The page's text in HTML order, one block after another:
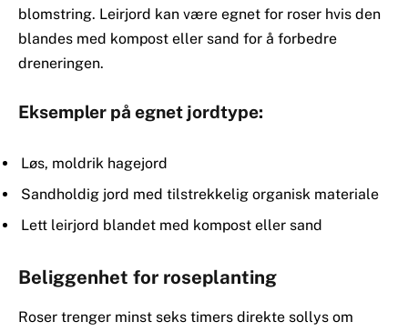
blomstring. Leirjord kan være egnet for roser hvis den
blandes med kompost eller sand for å forbedre
dreneringen.
Eksempler på egnet jordtype:
Løs, moldrik hagejord
Sandholdig jord med tilstrekkelig organisk materiale
Lett leirjord blandet med kompost eller sand
Beliggenhet for roseplanting
Roser trenger minst seks timers direkte sollys om